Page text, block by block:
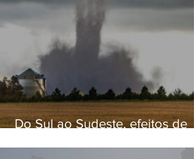
Do Sul ao Sudeste, efeitos de
apreensão na população